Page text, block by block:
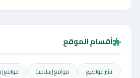
أقسام الموقع
نشر مواضيع مواقع إسلامية مواقع إخباريه